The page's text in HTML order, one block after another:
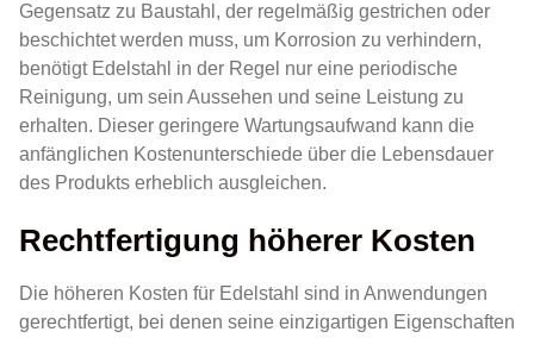
Gegensatz zu Baustahl, der regelmäßig gestrichen oder
beschichtet werden muss, um Korrosion zu verhindern,
benötigt Edelstahl in der Regel nur eine periodische
Reinigung, um sein Aussehen und seine Leistung zu
erhalten. Dieser geringere Wartungsaufwand kann die
anfänglichen Kostenunterschiede über die Lebensdauer
des Produkts erheblich ausgleichen.
Rechtfertigung höherer Kosten
Die höheren Kosten für Edelstahl sind in Anwendungen
gerechtfertigt, bei denen seine einzigartigen Eigenschaften